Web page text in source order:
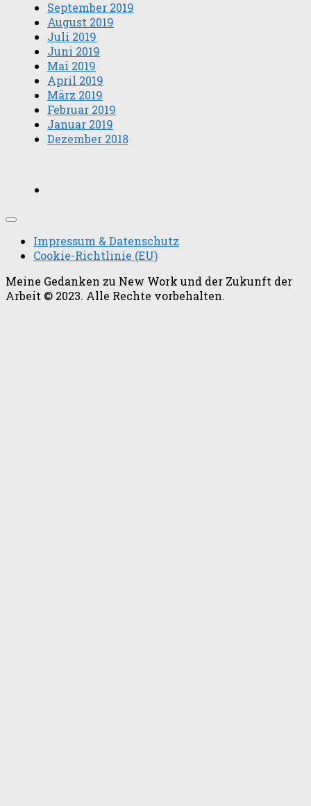
September 2019
August 2019
Juli 2019
Juni 2019
Mai 2019
April 2019
März 2019
Februar 2019
Januar 2019
Dezember 2018
Impressum & Datenschutz
Cookie-Richtlinie (EU)
Meine Gedanken zu New Work und der Zukunft der
Arbeit © 2023. Alle Rechte vorbehalten.